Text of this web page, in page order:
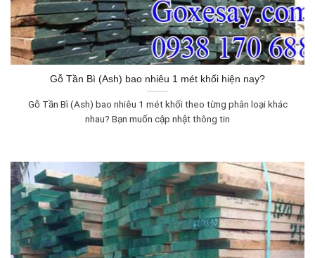
Gỗ Tần Bì (Ash) bao nhiêu 1 mét khối hiện nay?
Gỗ Tần Bì (Ash) bao nhiêu 1 mét khối theo từng phân loại khác
nhau? Bạn muốn cập nhật thông tin